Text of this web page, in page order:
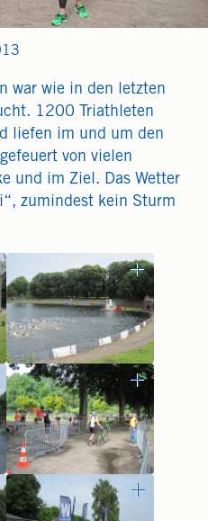
war wie in den letzten
1200 Triathleten
liefen im und um den
von vielen
und im Ziel. Das Wetter
zumindest kein Sturm